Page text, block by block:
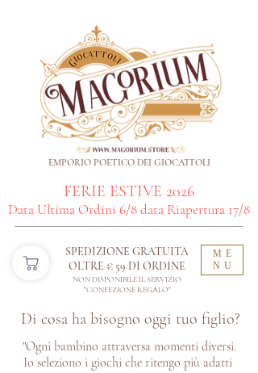
ME
NU
Di cosa ha bisogno oggi tuo figlio?
SPEDIZIONE GRATUITA
OLTRE € 59 DI ORDINE​
NON DISPONIBILE IL SERVIZIO
"CONFEZIONE REGALO"
"Ogni bambino attraversa momenti diversi.
Io seleziono i giochi che ritengo più adatti
EMPORIO POETICO DEI GIOCATTOLI
FERIE ESTIVE 2026
Data Ultima Ordini 6/8 data Riapertura 17/8